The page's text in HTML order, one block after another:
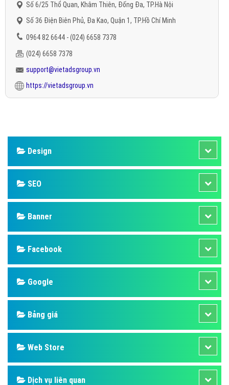
Số 6/25 Thổ Quan, Khâm Thiên, Đống Đa, TP.Hà Nội
Số 36 Điện Biên Phủ, Đa Kao, Quận 1, TP.Hồ Chí Minh
0964 82 6644 - (024) 6658 7378
(024) 6658 7378
support@vietadsgroup.vn
https://vietadsgroup.vn
Design